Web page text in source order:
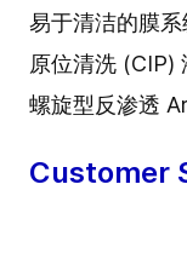
易于清洁的膜系
原位清洗 (CIP)
螺旋型反渗透
Customer